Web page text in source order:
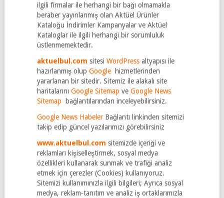
ilgili firmalar ile herhangi bir bağı olmamakla
beraber yayınlanmış olan Aktüel Ürünler
Kataloğu İndirimler Kampanyalar ve Aktüel
Kataloglar ile ilgili herhangi bir sorumluluk
üstlenmemektedir.
aktuelbul.com sitesi WordPressaltyapısı ile
hazırlanmış olup Googlehizmetlerinden
yararlanan bir sitedir. Sitemiz ile alakalı site
haritalarını Google Sitemap ve Google News
Sitemap
bağlantılarından inceleyebilirsiniz.
Google News Habeler Bağlantı linkinden sitemizi
takip edip güncel yazılarımızı görebilirsiniz
www.aktuelbul.com sitemizde içeriği ve
reklamları kişiselleştirmek, sosyal medya
özellikleri kullanarak sunmak ve trafiği analiz
etmek için çerezler (Cookies) kullanıyoruz.
Sitemizi kullanımınızla ilgili bilgileri; Ayrıca sosyal
medya, reklam-tanıtım ve analiz iş ortaklarımızla